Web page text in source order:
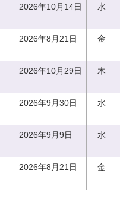
2026年10月14日 水
2026年8月21日 金
2026年10月29日 木
2026年9月30日 水
2026年9月9日 水
2026年8月21日 金